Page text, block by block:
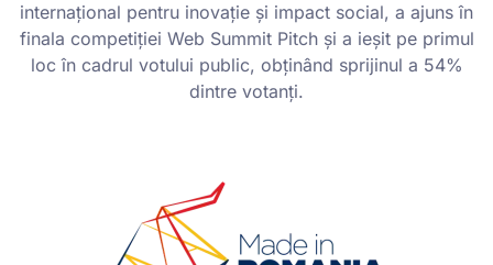
internațional pentru inovație și impact social, a ajuns în
finala competiției Web Summit Pitch și a ieșit pe primul
loc în cadrul votului public, obținând sprijinul a 54%
dintre votanți.